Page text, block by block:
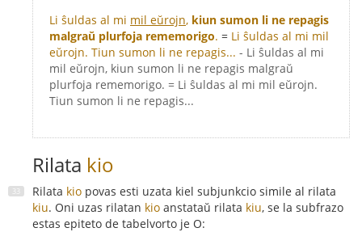
Li ŝuldas al mi mil eŭrojn, kiun sumon li ne repagis
malgraŭ plurfoja rememorigo. = Li ŝuldas al mi mil
eŭrojn. Tiun sumon li ne repagis... - Li ŝuldas al mi
mil eŭrojn, kiun sumon li ne repagis malgraŭ
plurfoja rememorigo. = Li ŝuldas al mi mil eŭrojn.
Tiun sumon li ne repagis...
Rilata kio
Rilata kio povas esti uzata kiel subjunkcio simile al rilata
kiu. Oni uzas rilatan kio anstataŭ rilata kiu, se la subfrazo
estas epiteto de tabelvorto je O: